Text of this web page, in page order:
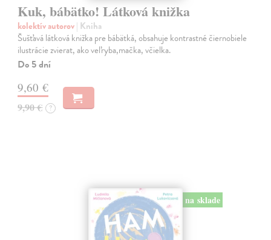
Kuk, bábätko! Látková knižka
kolektív autorov| Kniha
Šušťavá látková knižka pre bábätká, obsahuje kontrastné čiernobiele
ilustrácie zvierat, ako veľryba,mačka, včielka.
Do 5 dní
9,60 €
9,90 € ?
na sklade